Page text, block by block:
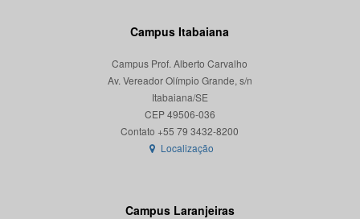
Campus Itabaiana
Campus Prof. Alberto Carvalho
Av. Vereador Olímpio Grande, s/n
Itabaiana/SE
CEP 49506-036
Localização
Campus Laranjeiras